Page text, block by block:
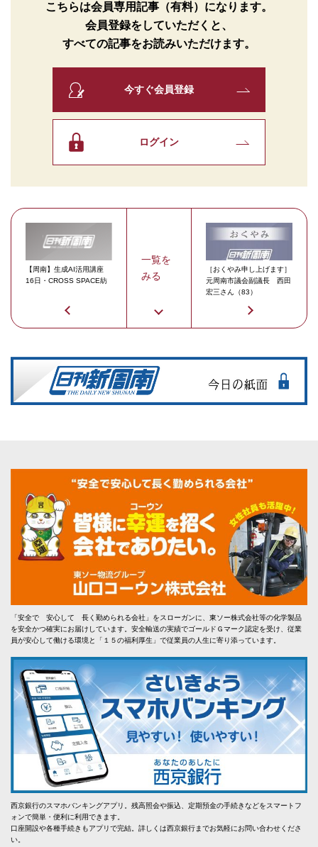
こちらは会員専用記事（有料）になります。
会員登録をしていただくと、
すべての記事をお読みいただけます。
今すぐ会員登録
ログイン
【周南】生成AI活用講座
16日・CROSS SPACE紡
一覧を
みる
［おくやみ申し上げます］
元周南市議会副議長 西田
宏三さん（83）
「安全で 安心して 長く勤められる会社」をスローガンに、東ソー株式会社等の化学製品
を安全かつ確実にお届けしています。安全輸送の実績でゴールドＧマーク認定を受け、従業
員が安心して働ける環境と「１５の福利厚生」で従業員の人生に寄り添っています。
西京銀行のスマホバンキングアプリ。残高照会や振込、定期預金の手続きなどをスマートフ
ォンで簡単・便利に利用できます。
口座開設や各種手続きもアプリで完結。詳しくは西京銀行までお気軽にお問い合わせくださ
い。